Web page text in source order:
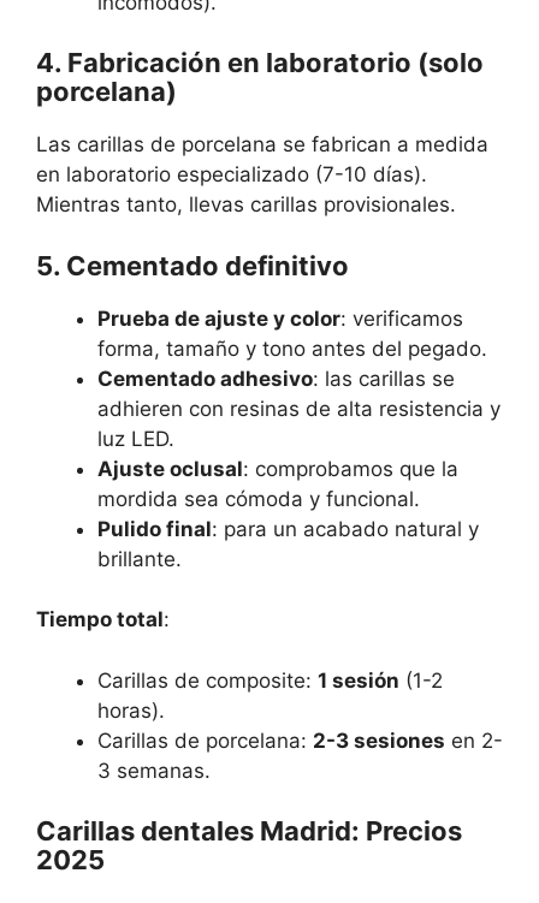
4. Fabricación en laboratorio (solo
porcelana)
Las carillas de porcelana se fabrican a medida
en laboratorio especializado (7-10 días).
Mientras tanto, llevas carillas provisionales.
5. Cementado definitivo
Prueba de ajuste y color: verificamos
forma, tamaño y tono antes del pegado.
Cementado adhesivo: las carillas se
adhieren con resinas de alta resistencia y
luz LED.
Ajuste oclusal: comprobamos que la
mordida sea cómoda y funcional.
Pulido final: para un acabado natural y
brillante.
Tiempo total:
Carillas de composite: 1 sesión (1-2
horas).
Carillas de porcelana: 2-3 sesiones en 2-
3 semanas.
Carillas dentales Madrid: Precios
2025